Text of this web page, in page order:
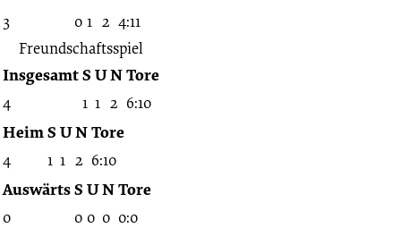
3 0 1 2 4:11
Freundschaftsspiel
InsgesamtS UNTore
4 1 1 2 6:10
HeimS UNTore
4 1 1 2 6:10
AuswärtsS UNTore
0 0 0 0 0:0